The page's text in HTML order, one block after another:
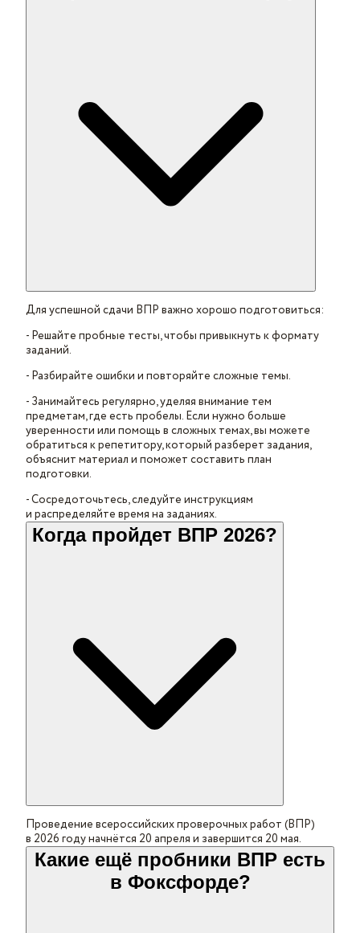
Для успешной сдачи ВПР важно хорошо подготовиться:
- Решайте пробные тесты, чтобы привыкнуть к формату
заданий.
- Разбирайте ошибки и повторяйте сложные темы.
- Занимайтесь регулярно, уделяя внимание тем
предметам, где есть пробелы. Если нужно больше
уверенности или помощь в сложных темах, вы можете
обратиться к репетитору, который разберет задания,
объяснит материал и поможет составить план
подготовки.
- Сосредоточьтесь, следуйте инструкциям
и распределяйте время на заданиях.
Когда пройдет ВПР 2026?
Проведение всероссийских проверочных работ (ВПР)
в 2026 году начнётся 20 апреля и завершится 20 мая.
Какие ещё пробники ВПР есть
в Фоксфорде?